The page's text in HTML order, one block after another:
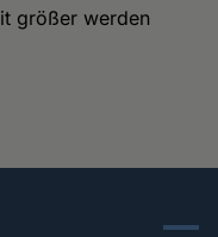
größer werden